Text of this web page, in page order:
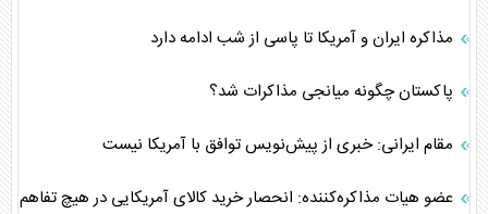
مذاکره ایران و آمریکا تا پاسی از شب ادامه دارد
پاکستان چگونه میانجی مذاکرات شد؟
مقام ایرانی: خبری از پیش‌نویس توافق با آمریکا نیست
عضو هیات مذاکره‌کننده: انحصار خرید کالای آمریکایی در هیچ تفاهم